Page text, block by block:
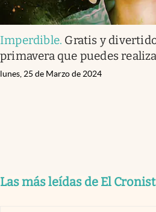
Imperdible. Gratis y
primavera que puedes
lunes, 25 de Marzo de 2024
Las más leídas de El